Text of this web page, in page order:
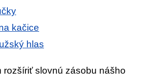
kačice
hlas
rozšíriť slovnú zásobu nášho